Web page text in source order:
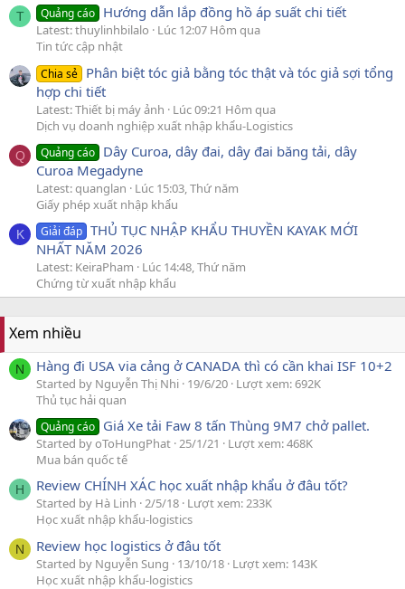
T Quảng cáo Hướng dẫn lắp đồng hồ áp suất chi tiết
Latest: thuylinhbilalo
Lúc 12:07 Hôm qua
Tin tức cập nhật
Chia sẻ Phân biệt tóc giả bằng tóc thật và tóc giả sợi tổng
hợp chi tiết
Latest: Thiết bị máy ảnh
Lúc 09:21 Hôm qua
Dịch vụ doanh nghiệp xuất nhập khẩu-Logistics
Q Quảng cáo Dây Curoa, dây đai, dây đai băng tải, dây
Curoa Megadyne
Latest: quanglan
Lúc 15:03, Thứ năm
Giấy phép xuất nhập khẩu
K Giải đáp THỦ TỤC NHẬP KHẨU THUYỀN KAYAK MỚI
NHẤT NĂM 2026
Latest: KeiraPham
Lúc 14:48, Thứ năm
Chứng từ xuất nhập khẩu
Xem nhiều
N Hàng đi USA via cảng ở CANADA thì có cần khai ISF 10+2
Started by Nguyễn Thị Nhi 19/6/20 Lượt xem: 692K
Thủ tục hải quan
Quảng cáo Giá Xe tải Faw 8 tấn Thùng 9M7 chở pallet.
Started by oToHungPhat 25/1/21
Lượt xem: 468K
Mua bán quốc tế
H Review CHÍNH XÁC học xuất nhập khẩu ở đâu tốt?
Started by Hà Linh 2/5/18 Lượt xem: 233K
Học xuất nhập khẩu-logistics
N Review học logistics ở đâu tốt
Started by Nguyễn Sung 13/10/18 Lượt xem: 143K
Học xuất nhập khẩu-logistics